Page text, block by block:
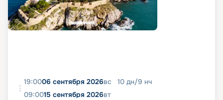
19:0006 сентября 2026вс 10 дн/9 нч
09:0015 сентября 2026вт